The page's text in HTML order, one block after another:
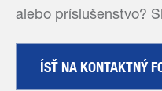
alebo príslušenstvo?
ÍSŤ NA KONTAKTNÝ